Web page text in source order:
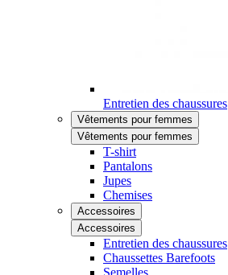
Entretien des chaussures
Vêtements pour femmes
Vêtements pour femmes
T-shirt
Pantalons
Jupes
Chemises
Accessoires
Accessoires
Entretien des chaussures
Chaussettes Barefoots
Semelles